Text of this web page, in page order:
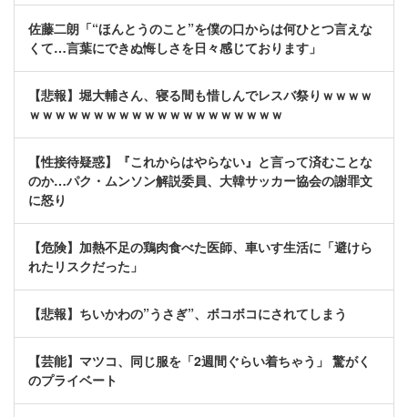
佐藤二朗「“ほんとうのこと”を僕の口からは何ひとつ言えな
くて…言葉にできぬ悔しさを日々感じております」
【悲報】堀大輔さん、寝る間も惜しんでレスバ祭りｗｗｗｗ
ｗｗｗｗｗｗｗｗｗｗｗｗｗｗｗｗｗｗｗｗ
【性接待疑惑】『これからはやらない』と言って済むことな
のか…パク・ムンソン解説委員、大韓サッカー協会の謝罪文
に怒り
【危険】加熱不足の鶏肉食べた医師、車いす生活に「避けら
れたリスクだった」
【悲報】ちいかわの”うさぎ”、ボコボコにされてしまう
【芸能】マツコ、同じ服を「2週間ぐらい着ちゃう」 驚がく
のプライベート